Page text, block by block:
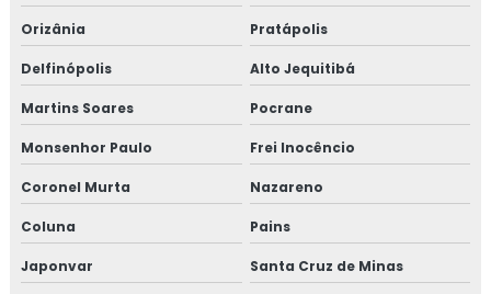
Orizânia Pratápolis
Delfinópolis Alto Jequitibá
Martins Soares Pocrane
Monsenhor Paulo Frei Inocêncio
Coronel Murta Nazareno
Coluna Pains
Japonvar Santa Cruz de Minas